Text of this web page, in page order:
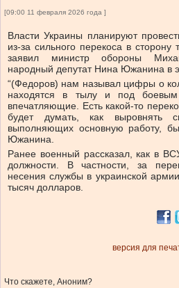
[09:00 11 февраля 2026 года ]
Власти Украины планируют
из-за сильного перекоса в
заявил министр обороны
народный депутат Нина Южанина в
“(Федоров) нам называл цифры о
находятся в тылу и под
впечатляющие. Есть какой-то
будет думать, как выровнять
выполняющих основную работу,
Южанина.
Ранее военный рассказал, как в
должности. В частности, за
несения службы в украинской
тысяч долларов.
версия для
Что скажете, Аноним?